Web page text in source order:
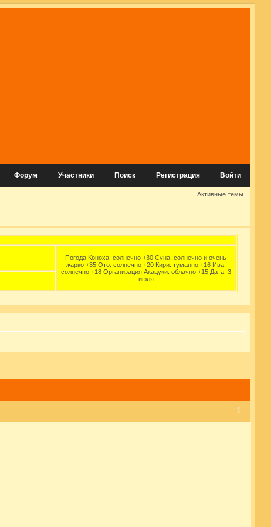
Форум Участники Поиск Регистрация Войти
Активные темы
Погода Коноха: солнечно +30 Суна: солнечно и очень
жарко +35 Ото: солнечно +20 Кири: туманно +16 Ива:
солнечно +18 Организация Акацуки: облачно +15 Дата: 3
июля
1